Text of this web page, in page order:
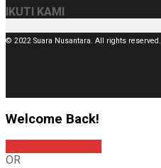
IKUTI KAMI
© 2022 Suara Nusantara. All rights reserved.
Welcome Back!
OR